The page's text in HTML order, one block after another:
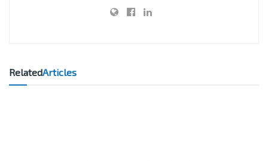
RelatedArticles